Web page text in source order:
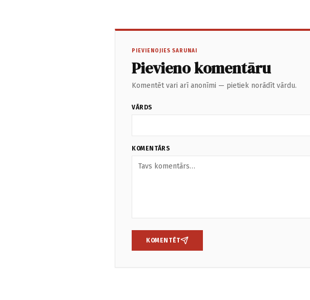
PIEVIENOJIES SARUNAI
Pievieno komentāru
Komentēt vari arī anonīmi — pietiek norādīt vārdu.
VĀRDS
KOMENTĀRS
KOMENTĒT